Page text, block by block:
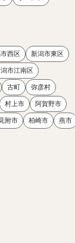
西区 新潟市東区
潟市江南区
古町 弥彦村
村上市 阿賀野市
見附市 柏崎市 燕市